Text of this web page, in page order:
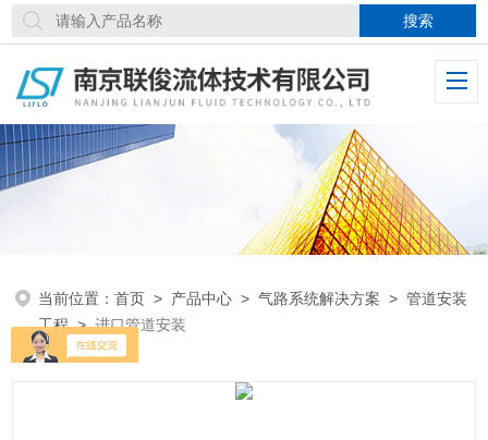
当前位置：首页 > 产品中心 >气路系统解决方案 >管道安装
工程>进口管道安装